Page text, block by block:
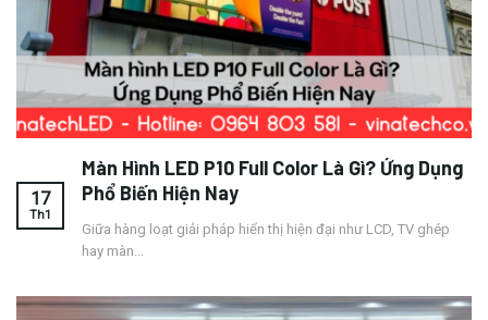
Màn Hình LED P10 Full Color Là Gì? Ứng Dụng
Phổ Biến Hiện Nay
Giữa hàng loạt giải pháp hiển thị hiện đại như LCD, TV ghép
hay màn...
17
Th1